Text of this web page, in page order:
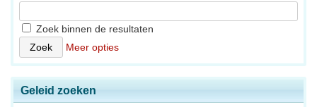
Zoek binnen de resultaten
Meer opties
Geleid zoeken